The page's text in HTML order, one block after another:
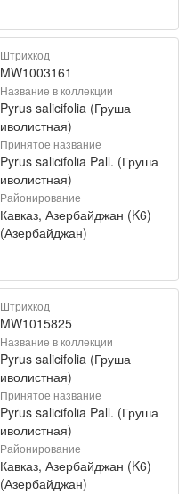
Штрихкод
MW1003161
Название в коллекции
Pyrus salicifolia (Груша
иволистная)
Принятое название
Pyrus salicifolia Pall. (Груша
иволистная)
Районирование
Кавказ, Азербайджан (K6)
(Азербайджан)
Штрихкод
MW1015825
Название в коллекции
Pyrus salicifolia (Груша
иволистная)
Принятое название
Pyrus salicifolia Pall. (Груша
иволистная)
Районирование
Кавказ, Азербайджан (K6)
(Азербайджан)